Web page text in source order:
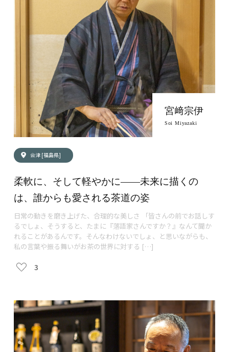
柔軟に、そして軽やかに――未来に描くの
は、誰からも愛される茶道の姿
日常の動きを磨き上げた、合理的な美しさ 「皆さんの前でお話しす
るでしょ、そうすると、たまに『落語家さんですか？』なんて聞か
れることがあるんです。そんなわけないでしょ、と思いながらも、
私の言葉や振る舞いがお茶の世界に対する […]
3
会津 [福島県]
宮﨑宗伊
Soi Miyazaki